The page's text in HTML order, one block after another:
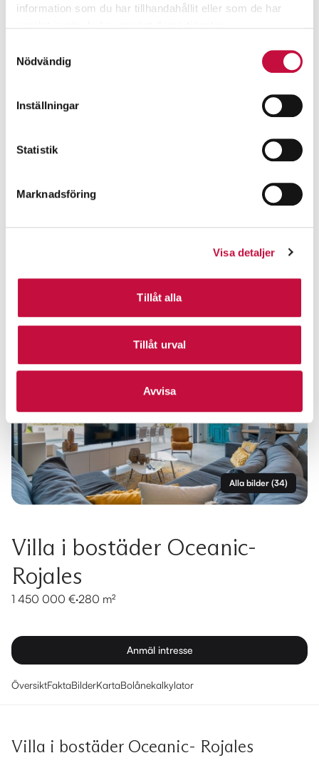
information som du har tillhandahållit eller som de har
Nödvändig
Inställningar
Statistik
Marknadsföring
Visa detaljer
Tillåt alla
Tillåt urval
Avvisa
Alla bilder (34)
Villa i bostäder Oceanic-
Rojales
1 450 000 €·280 m²
Anmäl intresse
ÖversiktFaktaBilderKartaBolånekalkylator
Villa i bostäder Oceanic- Rojales